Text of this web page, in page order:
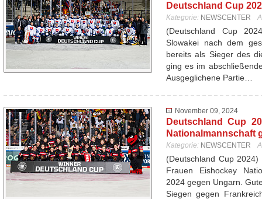
Deutschland Cup
Kategorie: NEWSCENTER
(Deutschland Cup
Slowakei nach dem
bereits als Sieger des
ging es im
Ausgeglichene Partie…
November 09, 2024
Deutschland Cup
Nationalmannschaft
Kategorie: NEWSCENTER
(Deutschland Cup
Frauen Eishockey
2024 gegen Ungarn.
Siegen gegen